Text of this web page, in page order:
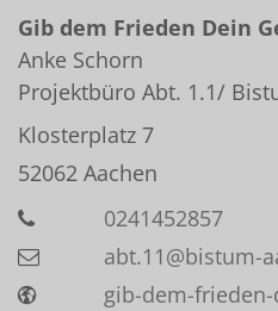
Gib dem Frieden Dein
Anke Schorn
Projektbüro Abt. 1.1/
Klosterplatz 7
52062 Aachen
0241452857
abt.11@bistum-
gib-dem-